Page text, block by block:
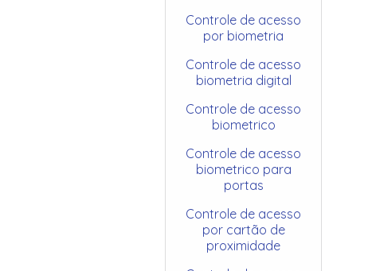
Controle de acesso
por biometria
Controle de acesso
biometria digital
Controle de acesso
biometrico
Controle de acesso
biometrico para
portas
Controle de acesso
por cartão de
proximidade